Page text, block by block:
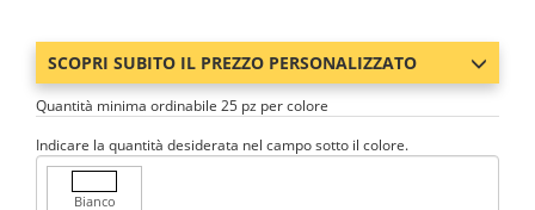
SCOPRI SUBITO IL PREZZO PERSONALIZZATO
Quantità minima ordinabile 25 pz per colore
Indicare la quantità desiderata nel campo sotto il colore.
Bianco